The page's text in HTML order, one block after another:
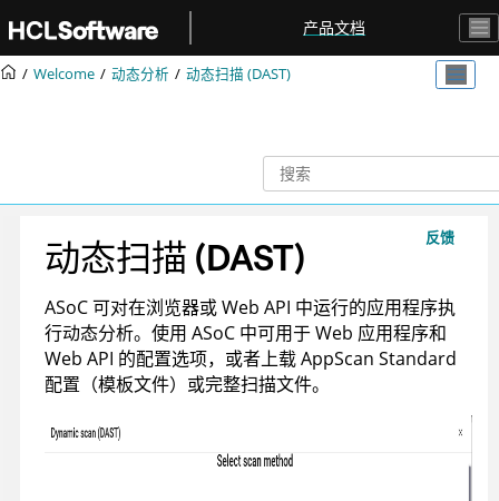
产品文档
Welcome 动态分析 动态扫描 (DAST)
反馈
动态扫描 (DAST)
ASoC可对在浏览器或 Web API 中运行的应用程序执
行动态分析。使用 ASoC 中可用于 Web 应用程序和
Web API 的配置选项，或者上载AppScan Standard
配置（模板文件）或完整扫描文件。